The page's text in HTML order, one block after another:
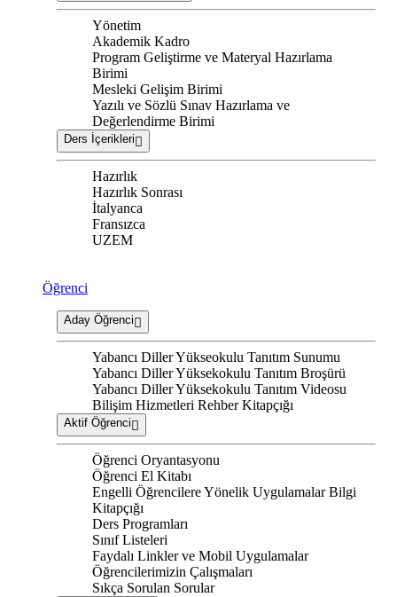
Yönetim
Akademik Kadro
Program Geliştirme ve Materyal Hazırlama
Birimi
Mesleki Gelişim Birimi
Yazılı ve Sözlü Sınav Hazırlama ve
Değerlendirme Birimi
Ders İçerikleri
Hazırlık
Hazırlık Sonrası
İtalyanca
Fransızca
UZEM
Öğrenci
Aday Öğrenci
Yabancı Diller Yükseokulu Tanıtım Sunumu
Yabancı Diller Yüksekokulu Tanıtım Broşürü
Yabancı Diller Yüksekokulu Tanıtım Videosu
Bilişim Hizmetleri Rehber Kitapçığı
Aktif Öğrenci
Öğrenci Oryantasyonu
Öğrenci El Kitabı
Engelli Öğrencilere Yönelik Uygulamalar Bilgi
Kitapçığı
Ders Programları
Sınıf Listeleri
Faydalı Linkler ve Mobil Uygulamalar
Öğrencilerimizin Çalışmaları
Sıkça Sorulan Sorular